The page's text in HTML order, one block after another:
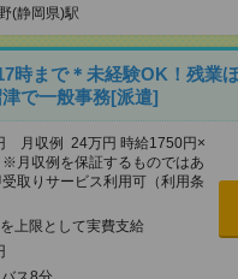
(静岡県)駅
時まで＊未経験OK！残業
で一般事務[派遣]
月収例 24万円 時給1750円×
月収例を保証するものではあ
取りサービス利用可（利用条
上限として実費支給